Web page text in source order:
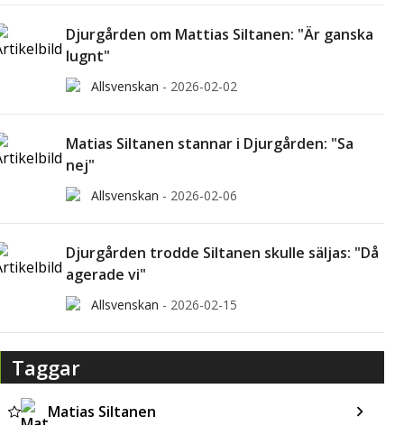
Djurgården om Mattias Siltanen: "Är ganska
lugnt"
Allsvenskan - 2026-02-02
Matias Siltanen stannar i Djurgården: "Sa
nej"
Allsvenskan - 2026-02-06
Djurgården trodde Siltanen skulle säljas: "Då
agerade vi"
Allsvenskan - 2026-02-15
Taggar
Matias Siltanen